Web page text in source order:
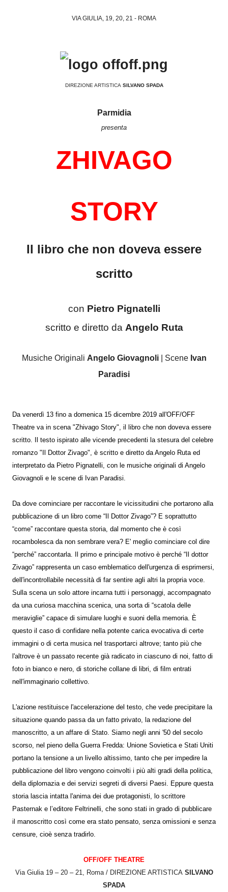
VIA GIULIA, 19, 20, 21 - ROMA
DIREZIONE ARTISTICA SILVANO SPADA
Parmidia
presenta
ZHIVAGO
STORY
Il libro che non doveva essere
scritto
con Pietro Pignatelli
scritto e diretto da Angelo Ruta
Musiche Originali Angelo Giovagnoli| Scene Ivan
Paradisi
Da venerdì 13 fino a domenica 15 dicembre 2019 all'OFF/OFF
Theatre va in scena "Zhivago Story", il libro che non doveva essere
scritto. Il testo ispirato alle vicende precedenti la stesura del celebre
romanzo "Il Dottor Zivago", è scritto e diretto da Angelo Ruta ed
interpretato da Pietro Pignatelli, con le musiche originali di Angelo
Giovagnoli e le scene di Ivan Paradisi.
Da dove cominciare per raccontare le vicissitudini che portarono alla
pubblicazione di un libro come “Il Dottor Zivago”? E soprattutto
“come” raccontare questa storia, dal momento che è così
rocambolesca da non sembrare vera? E' meglio cominciare col dire
“perché” raccontarla. Il primo e principale motivo è perché “Il dottor
Zivago” rappresenta un caso emblematico dell'urgenza di esprimersi,
dell'incontrollabile necessità di far sentire agli altri la propria voce.
Sulla scena un solo attore incarna tutti i personaggi, accompagnato
da una curiosa macchina scenica, una sorta di “scatola delle
meraviglie” capace di simulare luoghi e suoni della memoria. È
questo il caso di confidare nella potente carica evocativa di certe
immagini o di certa musica nel trasportarci altrove; tanto più che
l'altrove è un passato recente già radicato in ciascuno di noi, fatto di
foto in bianco e nero, di storiche collane di libri, di film entrati
nell'immaginario collettivo.
L'azione restituisce l'accelerazione del testo, che vede precipitare la
situazione quando passa da un fatto privato, la redazione del
manoscritto, a un affare di Stato. Siamo negli anni '50 del secolo
scorso, nel pieno della Guerra Fredda: Unione Sovietica e Stati Uniti
portano la tensione a un livello altissimo, tanto che per impedire la
pubblicazione del libro vengono coinvolti i più alti gradi della politica,
della diplomazia e dei servizi segreti di diversi Paesi. Eppure questa
storia lascia intatta l'anima dei due protagonisti, lo scrittore
Pasternak e l’editore Feltrinelli, che sono stati in grado di pubblicare
il manoscritto così come era stato pensato, senza omissioni e senza
censure, cioè senza tradirlo.
OFF/OFF THEATRE
Via Giulia 19 – 20 – 21, Roma / DIREZIONE ARTISTICA SILVANO
SPADA